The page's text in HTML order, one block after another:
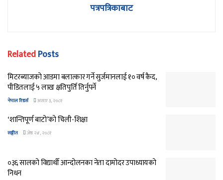
पत्रपत्रिकाबाट
RelatedPosts
मिटरब्याजको आडमा बलात्कार गर्ने सुर्जमानलाई १० वर्ष कैद,
पीडितलाई ५ लाख क्षतिपुर्ति तिर्नुपर्ने
नेपाल रिडर्स असार ३, २०८१
‘शान्तिपूर्ण बाटो’को चिली-शिक्षा
सङ्गीत जेष्ठ २४, २०८१
०३६ सालको विद्यार्थी आन्दोलनका नेता दामोदर उपाध्यायको
निधन